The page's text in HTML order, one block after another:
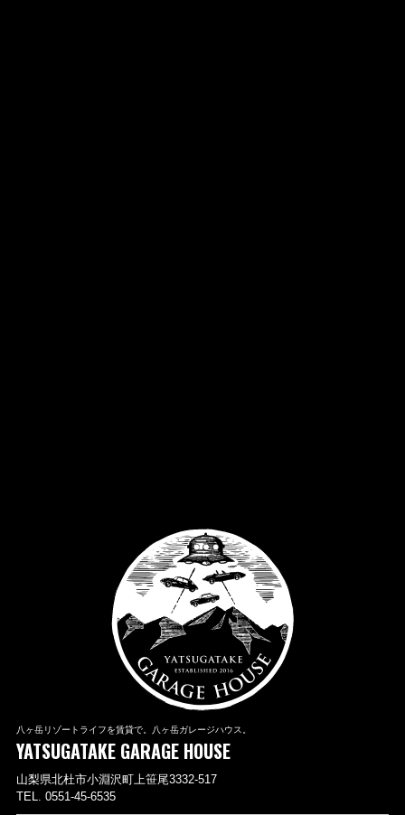
八ヶ岳リゾートライフを賃貸で。八ヶ岳ガレージハウス。
YATSUGATAKE GARAGE HOUSE
山梨県北杜市小淵沢町上笹尾3332-517
TEL. 0551-45-6535